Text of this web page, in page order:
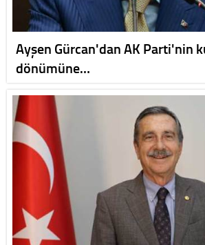
Ayşen Gürcan'dan AK Parti'nin
dönümüne…